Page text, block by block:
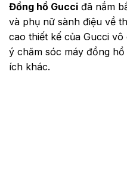
Đồng hồ Gucci đã nắm
và phụ nữ sành điệu về
cao thiết kế của Gucci
ý chăm sóc máy đồng
ích khác.